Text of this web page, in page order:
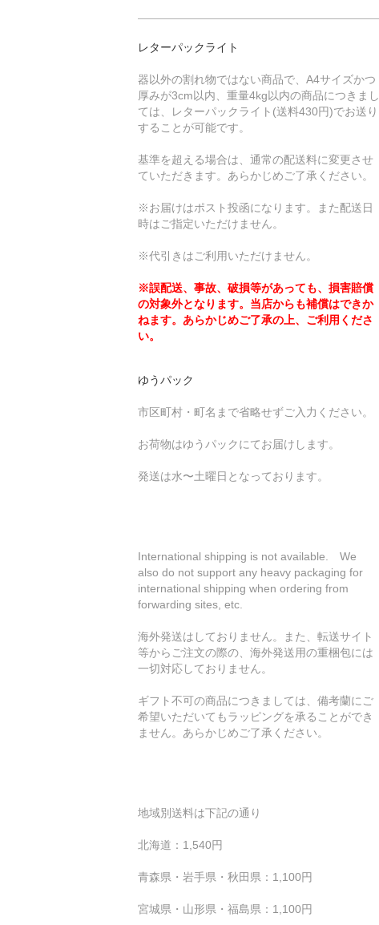
レターパックライト
器以外の割れ物ではない商品で、A4サイズかつ
厚みが3cm以内、重量4kg以内の商品につきまし
ては、レターパックライト(送料430円)でお送り
することが可能です。
基準を超える場合は、通常の配送料に変更させ
ていただきます。あらかじめご了承ください。
※お届けはポスト投函になります。また配送日
時はご指定いただけません。
※代引きはご利用いただけません。
※誤配送、事故、破損等があっても、損害賠償
の対象外となります。当店からも補償はできか
ねます。あらかじめご了承の上、ご利用くださ
い。
ゆうパック
市区町村・町名まで省略せずご入力ください。
お荷物はゆうパックにてお届けします。
発送は水〜土曜日となっております。
International shipping is not available. We
also do not support any heavy packaging for
international shipping when ordering from
forwarding sites, etc.
海外発送はしておりません。また、転送サイト
等からご注文の際の、海外発送用の重梱包には
一切対応しておりません。
ギフト不可の商品につきましては、備考蘭にご
希望いただいてもラッピングを承ることができ
ません。あらかじめご了承ください。
地域別送料は下記の通り
北海道：1,540円
青森県・岩手県・秋田県：1,100円
宮城県・山形県・福島県：1,100円